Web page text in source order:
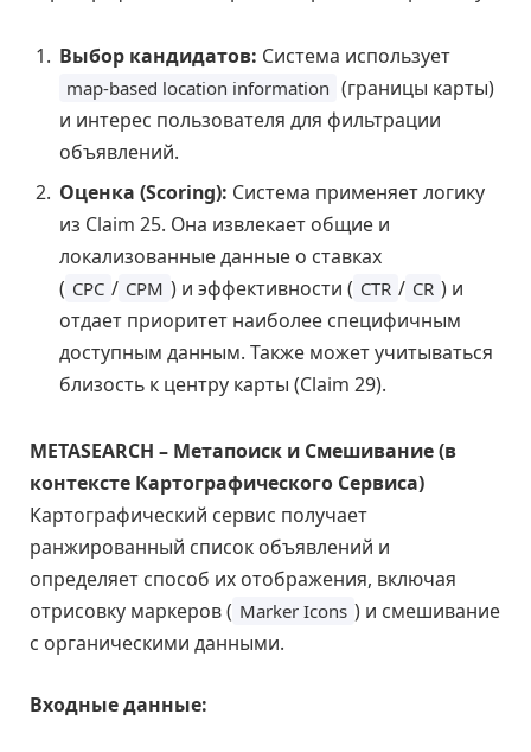
Выбор кандидатов: Система использует
map-based location information (границы карты)
и интерес пользователя для фильтрации
объявлений.
Оценка (Scoring): Система применяет логику
из Claim 25. Она извлекает общие и
локализованные данные о ставках
( CPC / CPM ) и эффективности ( CTR / CR ) и
отдает приоритет наиболее специфичным
доступным данным. Также может учитываться
близость к центру карты (Claim 29).
METASEARCH – Метапоиск и Смешивание (в
контексте Картографического Сервиса)
Картографический сервис получает
ранжированный список объявлений и
определяет способ их отображения, включая
отрисовку маркеров ( Marker Icons ) и смешивание
с органическими данными.
Входные данные: